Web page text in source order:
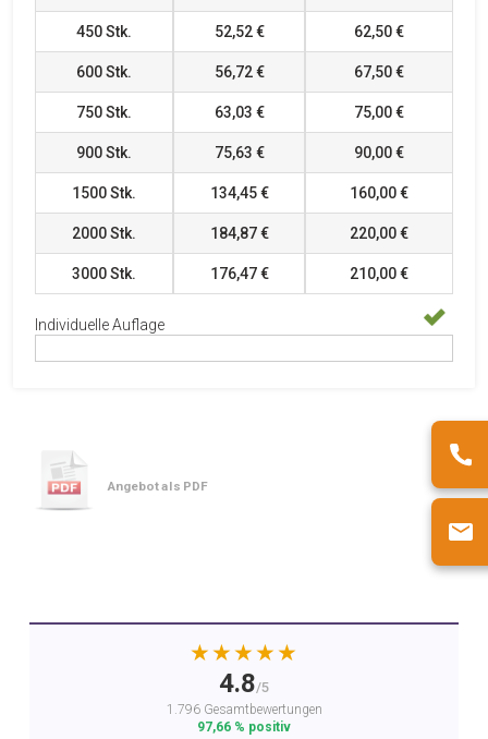
450Stk. 52,52 € 62,50 €
600Stk. 56,72 € 67,50 €
750Stk. 63,03 € 75,00 €
900Stk. 75,63 € 90,00 €
1500Stk. 134,45 € 160,00 €
2000Stk. 184,87 € 220,00 €
3000Stk. 176,47 € 210,00 €
Individuelle Auflage
Angebot als PDF
★★★★★
4.8/5
1.796 Gesamtbewertungen
97,66 % positiv